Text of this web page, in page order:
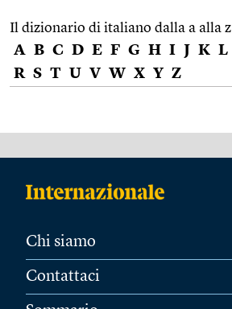
Il dizionario di italiano dalla a alla z
A B C D E F G H I J K L
R S T U V W X Y Z
Chi siamo
Contattaci